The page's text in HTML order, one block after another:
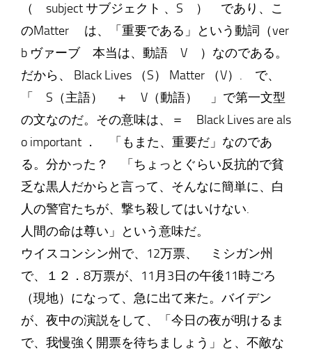
（ subject サブジェクト 、S ） であり、こ
のMatter は、「重要である」という動詞（ver
b ヴァーブ 本当は、動語 V ）なのである。
だから、 Black Lives （S） Matter （V）. で、
「 S（主語） ＋ V（動語） 」で第一文型
の文なのだ。その意味は、＝ Black Lives are als
o important ． 「もまた、重要だ」なのであ
る。分かった？ 「ちょっとぐらい反抗的で貧
乏な黒人だからと言って、そんなに簡単に、白
人の警官たちが、撃ち殺してはいけない.
人間の命は尊い」という意味だ。
ウイスコンシン州で、12万票、 ミシガン州
で、１２．8万票が、11月3日の午後11時ごろ
（現地）になって、急に出て来た。バイデン
が、夜中の演説をして、「今日の夜が明けるま
で、我慢強く開票を待ちましょう」と、不敵な